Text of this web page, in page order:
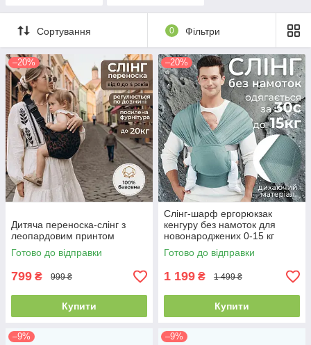
Сортування 0 Фільтри
–20%
Дитяча переноска-слінг з
леопардовим принтом
Готово до відправки
799 ₴ 999 ₴
Купити
–20%
Слінг-шарф ергорюкзак
кенгуру без намоток для
новонароджених 0-15 кг
одягається за 30 секунд
літній дихаючий сірий
Готово до відправки
1 199 ₴ 1 499 ₴
Купити
–9% –9%